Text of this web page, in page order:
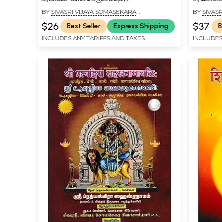
வழிபாட்டுமஹிமையும்: Kali Sri Guruvarul
Suba Puja Prabhavam – Glory and
Worship of Kali (Tamil)
BY SIVASRI VIJAYA SOMASEKARA
SIVACHARIYAR
$26 Best Seller Express Shipping
INCLUDES ANY TARIFFS AND TAXES
BY
$37